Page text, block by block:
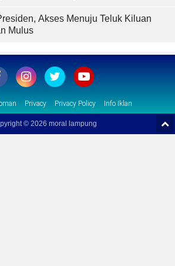
Akses Menuju Teluk Kiluan
Mulus
Privacy Privacy Policy Info Iklan
© 2026 moral lampung